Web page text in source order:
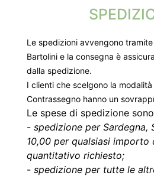
Le spedizioni avvengono
Bartolini e la consegna è
dalla spedizione.
I clienti che scelgono la
Contrassegno hanno un
Le spese di spedizione
- spedizione per Sardegna,
10,00 per qualsiasi importo
quantitativo richiesto;
- spedizione per tutte le